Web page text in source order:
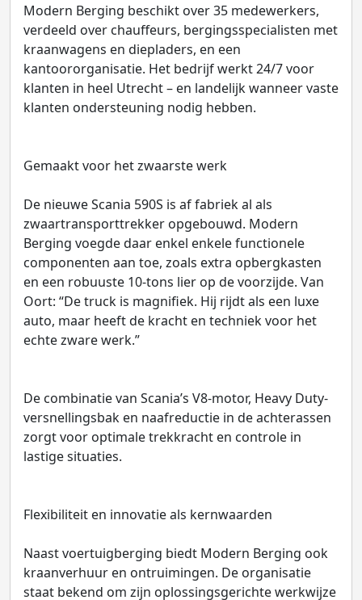
Modern Berging beschikt over 35 medewerkers,
verdeeld over chauffeurs, bergingsspecialisten met
kraanwagens en diepladers, en een
kantoororganisatie. Het bedrijf werkt 24/7 voor
klanten in heel Utrecht – en landelijk wanneer vaste
klanten ondersteuning nodig hebben.
Gemaakt voor het zwaarste werk
De nieuwe Scania 590S is af fabriek al als
zwaartransporttrekker opgebouwd. Modern
Berging voegde daar enkel enkele functionele
componenten aan toe, zoals extra opbergkasten
en een robuuste 10-tons lier op de voorzijde. Van
Oort: “De truck is magnifiek. Hij rijdt als een luxe
auto, maar heeft de kracht en techniek voor het
echte zware werk.”
De combinatie van Scania’s V8-motor, Heavy Duty-
versnellingsbak en naafreductie in de achterassen
zorgt voor optimale trekkracht en controle in
lastige situaties.
Flexibiliteit en innovatie als kernwaarden
Naast voertuigberging biedt Modern Berging ook
kraanverhuur en ontruimingen. De organisatie
staat bekend om zijn oplossingsgerichte werkwijze